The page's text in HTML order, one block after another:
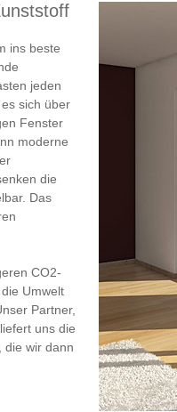
ins beste
jeden
sich über
Fenster
moderne
die
Das
CO2-
Umwelt
Partner,
uns die
die wir dann